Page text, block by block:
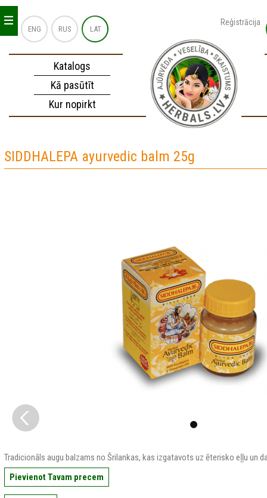
ENG RUS LAT
Reģistrācija
Katalogs
Kā pasūtīt
Kur nopirkt
_
_
_
SIDDHALEPA ayurvedic balm 25g
Tradicionāls augu balzams no Šrilankas, kas izgatavots uz ēterisko eļļu un
Pievienot Tavam precem